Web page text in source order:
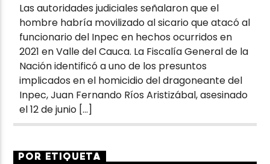
Las autoridades judiciales señalaron que el
hombre habría movilizado al sicario que atacó al
funcionario del Inpec en hechos ocurridos en
2021 en Valle del Cauca. La Fiscalía General de la
Nación identificó a uno de los presuntos
implicados en el homicidio del dragoneante del
Inpec, Juan Fernando Ríos Aristizábal, asesinado
el 12 de junio […]
POR ETIQUETA